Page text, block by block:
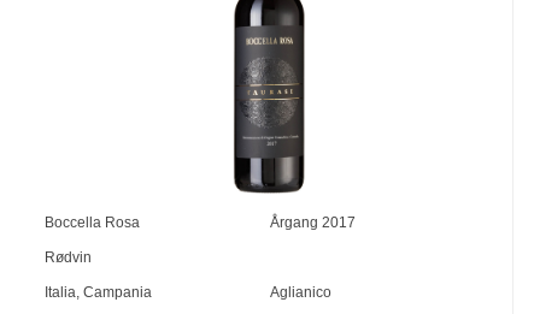
Boccella Rosa Årgang 2017
Rødvin
Italia,Campania Aglianico